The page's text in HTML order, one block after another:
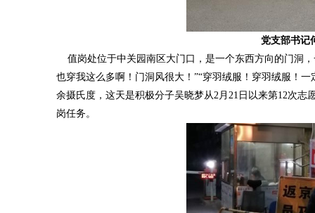
党支部书记
值岗处位于中关园南区大门口，是一个东西方向的门洞
也穿我这么多啊！门洞风很大！”“穿羽绒服！穿羽绒服！
余摄氏度，这天是积极分子吴晓梦从2月21日以来第12次
岗任务。